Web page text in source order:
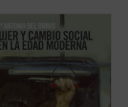
la Edad Moderna hasta
Esta es la tesis principal de
tercero que sobre la historia de
escrito su autora, desde una
ciertamente original e ...(ver